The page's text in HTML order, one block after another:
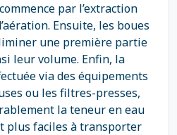
par l’extraction
Ensuite, les boues
une première partie
leur volume. Enfin, la
via des équipements
ou les filtres-presses,
la teneur en eau
plus faciles à transporter